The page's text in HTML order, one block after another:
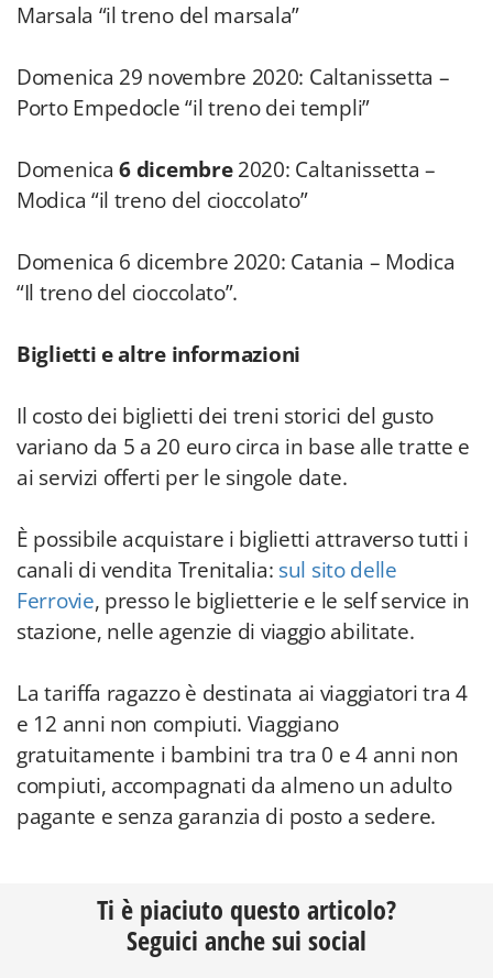
Marsala “il treno del marsala”
Domenica 29 novembre 2020: Caltanissetta –
Porto Empedocle “il treno dei templi”
Domenica 6 dicembre2020: Caltanissetta –
Modica “il treno del cioccolato”
Domenica 6 dicembre 2020: Catania – Modica
“Il treno del cioccolato”.
Biglietti e altre informazioni
Il costo dei biglietti dei treni storici del gusto
variano da 5 a 20 euro circa in base alle tratte e
ai servizi offerti per le singole date.
È possibile acquistare i biglietti attraverso tutti i
canali di vendita Trenitalia: sul sito delle
Ferrovie, presso le biglietterie e le self service in
stazione, nelle agenzie di viaggio abilitate.
La tariffa ragazzo è destinata ai viaggiatori tra 4
e 12 anni non compiuti. Viaggiano
gratuitamente i bambini tra tra 0 e 4 anni non
compiuti, accompagnati da almeno un adulto
pagante e senza garanzia di posto a sedere.
Ti è piaciuto questo articolo?
Seguici anche sui social